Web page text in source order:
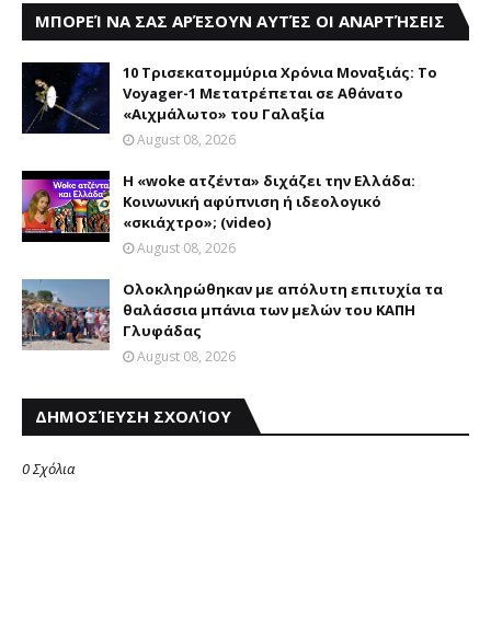
ΜΠΟΡΕΊ ΝΑ ΣΑΣ ΑΡΈΣΟΥΝ ΑΥΤΈΣ ΟΙ ΑΝΑΡΤΉΣΕΙΣ
10 Τρισεκατομμύρια Χρόνια Μοναξιάς: Το
Voyager-1 Μετατρέπεται σε Αθάνατο
«Αιχμάλωτο» του Γαλαξία
August 08, 2026
Η «woke ατζέντα» διχάζει την Ελλάδα:
Κοινωνική αφύπνιση ή ιδεολογικό
«σκιάχτρο»; (video)
August 08, 2026
Ολοκληρώθηκαν με απόλυτη επιτυχία τα
θαλάσσια μπάνια των μελών του KAΠH
Γλυφάδας
August 08, 2026
ΔΗΜΟΣΊΕΥΣΗ ΣΧΟΛΊΟΥ
0 Σχόλια